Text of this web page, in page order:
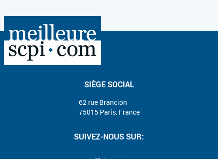
SIÈGE SOCIAL
62 rue Brancion
75015 Paris, France
SUIVEZ-NOUS SUR: